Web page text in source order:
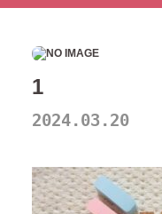
1
2024.03.20